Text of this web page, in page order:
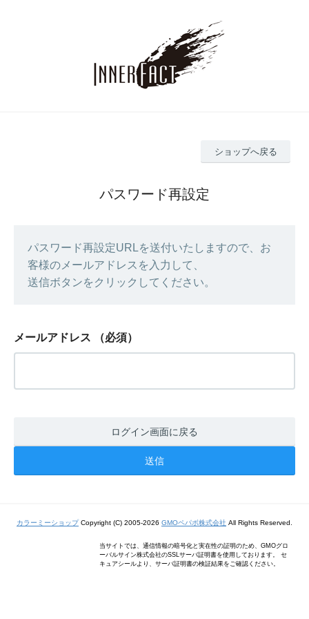
ショップへ戻る
パスワード再設定
パスワード再設定URLを送付いたしますので、お
客様のメールアドレスを入力して、
送信ボタンをクリックしてください。
メールアドレス （必須）
ログイン画面に戻る
カラーミーショップCopyright (C) 2005-2026 GMOペパボ株式会社 All Rights Reserved.
当サイトでは、通信情報の暗号化と実在性の証明のため、GMOグロ
ーバルサイン株式会社のSSLサーバ証明書を使用しております。 セ
キュアシールより、サーバ証明書の検証結果をご確認ください。